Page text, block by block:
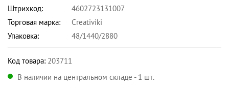
Штрихкод:
4602723131007
Торговая марка:
Creativiki
Упаковка:
48/1440/2880
Код товара: 203711
В наличии на центральном складе - 1 шт.